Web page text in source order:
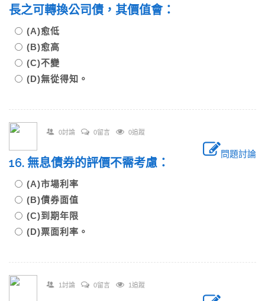
長之可轉換公司債，其價值會：
(A)愈低
(B)愈高
(C)不變
(D)無從得知。
0討論 0留言 0追蹤
問題討論
16. 無息債券的評價不需考慮：
(A)市場利率
(B)債券面值
(C)到期年限
(D)票面利率。
1討論 0留言 1追蹤